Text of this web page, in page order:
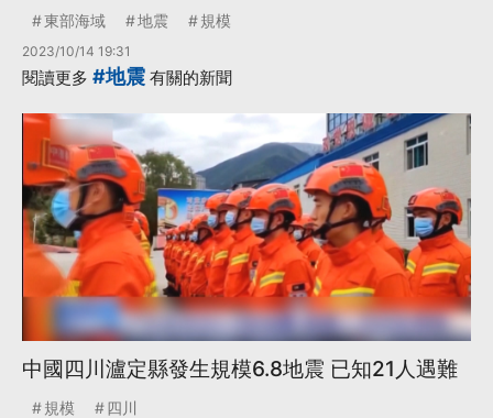
東部海域 地震 規模
2023/10/14 19:31
閱讀更多 #地震 有關的新聞
中國四川瀘定縣發生規模6.8地震 已知21人遇難
規模 四川